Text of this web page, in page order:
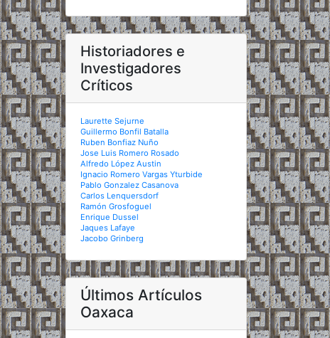
Historiadores e
Investigadores
Críticos
Laurette Sejurne
Guillermo Bonfil Batalla
Ruben Bonfiaz Nuño
Jose Luis Romero Rosado
Alfredo López Austin
Ignacio Romero Vargas Yturbide
Pablo Gonzalez Casanova
Carlos Lenquersdorf
Ramón Grosfoguel
Enrique Dussel
Jaques Lafaye
Jacobo Grinberg
Últimos Artículos
Oaxaca